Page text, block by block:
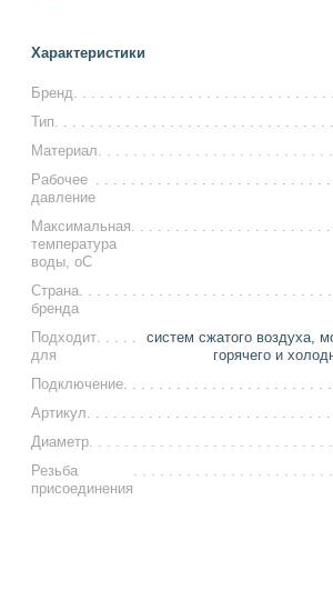
Характеристики
Бренд
Тип
Материал
Рабочее
давление
Максимальная
температура
воды, оС
Страна
бренда
Подходит
для
систем сжатого воздуха,
горячего и
Подключение
Артикул
Диаметр
Резьба
присоединения